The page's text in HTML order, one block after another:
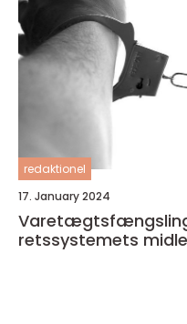
redaktionel
17. January 2024
retssystemets